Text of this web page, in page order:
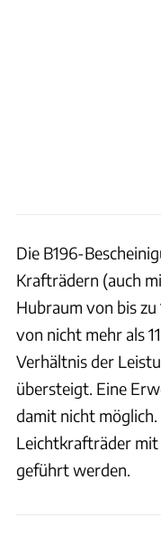
Die B196-
Krafträdern (auch
Hubraum von bis
von nicht mehr als
Verhältnis der
übersteigt. Eine
damit nicht
Leichtkrafträder
geführt werden.